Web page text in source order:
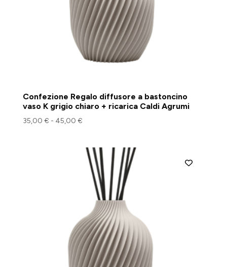
Confezione Regalo diffusore a bastoncino
vaso K grigio chiaro + ricarica Caldi Agrumi
35,00 € - 45,00 €Fascia
da
35,00 €
45,00 €